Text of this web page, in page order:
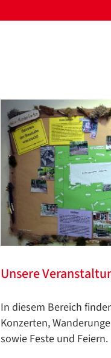
Unsere
In diesem Bereich
Konzerten,
sowie Feste und Feiern.